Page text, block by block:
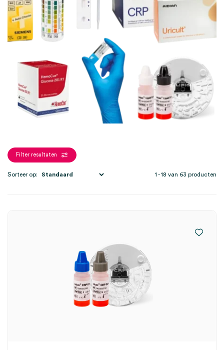
Filter resultaten
1 - 18 van 63 producten
Sorteer op: